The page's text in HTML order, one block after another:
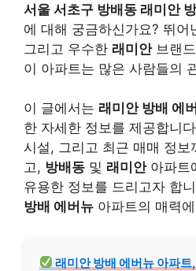
서울 서초구 방배동 래미안
에 대해 궁금하신가요? 뛰어
그리고 우수한 래미안브랜
이 아파트는 많은 사람들의
이 글에서는 래미안 방배 에
한 자세한 정보를 제공합니
시설, 그리고 최근 매매 정보
고, 방배동 및 래미안아파트
유용한 정보를 드리고자 합
방배 에버뉴 아파트의 매력
래미안 방배 에버뉴 아파